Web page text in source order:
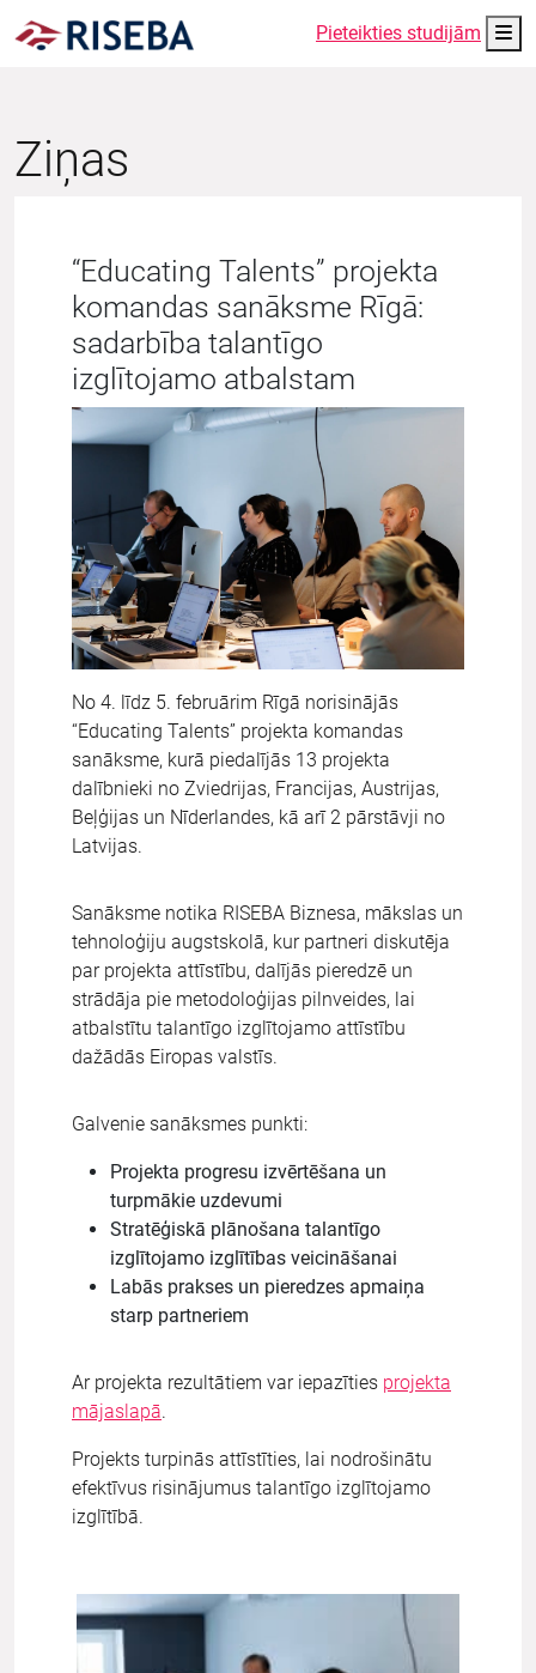
Pieteikties studijām
Ziņas
“Educating Talents” projekta
komandas sanāksme Rīgā:
sadarbība talantīgo
izglītojamo atbalstam
No 4. līdz 5. februārim Rīgā norisinājās
“Educating Talents” projekta komandas
sanāksme, kurā piedalījās 13 projekta
dalībnieki no Zviedrijas, Francijas, Austrijas,
Beļģijas un Nīderlandes, kā arī 2 pārstāvji no
Latvijas.
Sanāksme notika RISEBA Biznesa, mākslas un
tehnoloģiju augstskolā, kur partneri diskutēja
par projekta attīstību, dalījās pieredzē un
strādāja pie metodoloģijas pilnveides, lai
atbalstītu talantīgo izglītojamo attīstību
dažādās Eiropas valstīs.
Galvenie sanāksmes punkti:
Projekta progresu izvērtēšana un
turpmākie uzdevumi
Stratēģiskā plānošana talantīgo
izglītojamo izglītības veicināšanai
Labās prakses un pieredzes apmaiņa
starp partneriem
Ar projekta rezultātiem var iepazīties projekta
mājaslapā.
Projekts turpinās attīstīties, lai nodrošinātu
efektīvus risinājumus talantīgo izglītojamo
izglītībā.